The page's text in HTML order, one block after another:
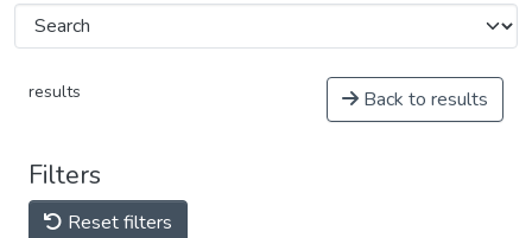
results Back to results
Filters
Reset filters